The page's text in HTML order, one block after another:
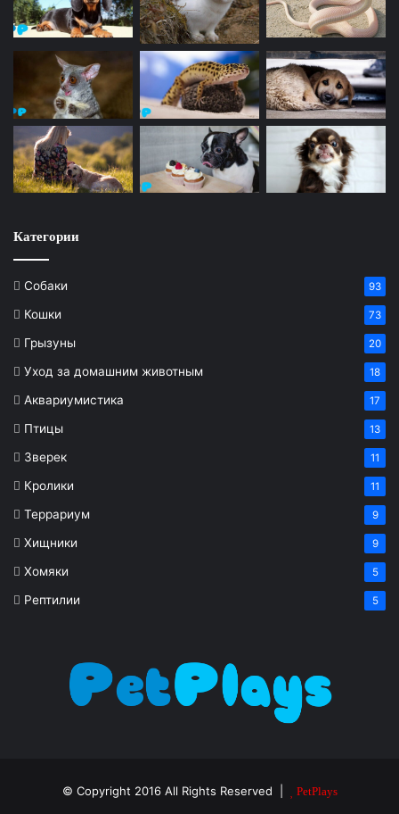
Категории
Собаки 93
Кошки 73
Грызуны 20
Уход за домашним животным 18
Аквариумистика 17
Птицы 13
Зверек 11
Кролики 11
Террариум 9
Хищники 9
Хомяки 5
Рептилии 5
© Copyright 2016 All Rights Reserved | PetPlays